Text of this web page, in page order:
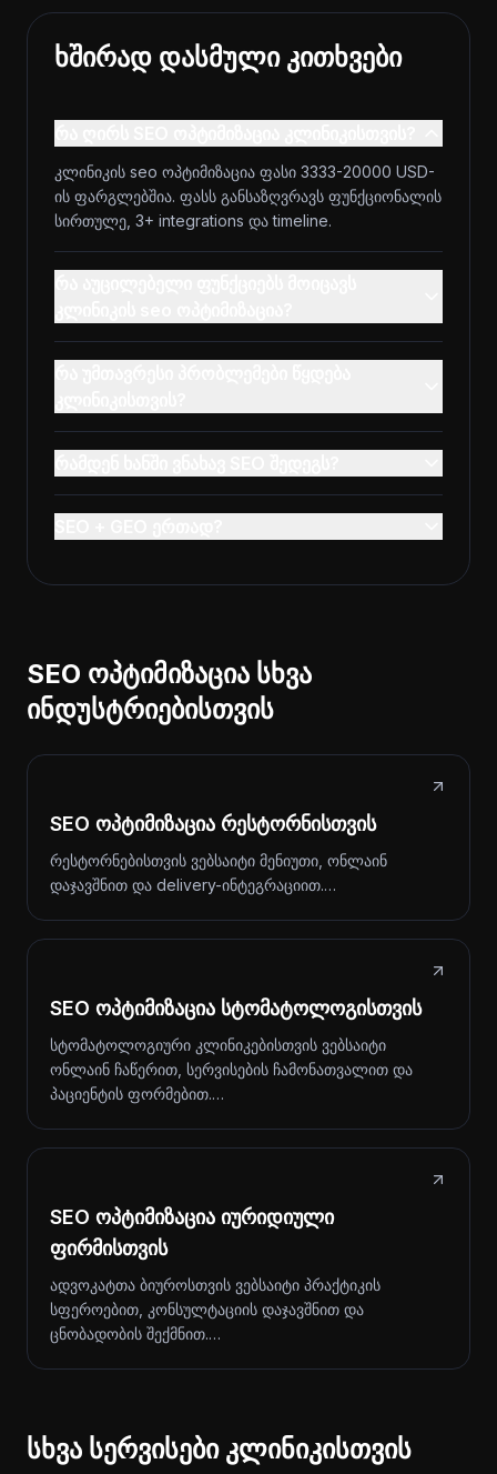
ხშირად დასმული კითხვები
კლინიკის seo ოპტიმიზაცია ფასი 3333-20000 USD-
ის ფარგლებშია. ფასს განსაზღვრავს ფუნქციონალის
სირთულე, 3+ integrations და timeline.
SEO ოპტიმიზაცია სხვა
ინდუსტრიებისთვის
SEO ოპტიმიზაცია რესტორნისთვის
რესტორნებისთვის ვებსაიტი მენიუთი, ონლაინ
დაჯავშნით და delivery-ინტეგრაციით.…
SEO ოპტიმიზაცია სტომატოლოგისთვის
სტომატოლოგიური კლინიკებისთვის ვებსაიტი
ონლაინ ჩაწერით, სერვისების ჩამონათვალით და
პაციენტის ფორმებით.…
SEO ოპტიმიზაცია იურიდიული
ფირმისთვის
ადვოკატთა ბიუროსთვის ვებსაიტი პრაქტიკის
სფეროებით, კონსულტაციის დაჯავშნით და
ცნობადობის შექმნით.…
სხვა სერვისები კლინიკისთვის